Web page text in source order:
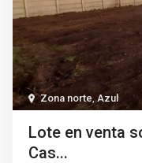
Zona norte ,Azul
Lote en venta
Cas...